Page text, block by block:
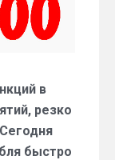
в
резко
быстро